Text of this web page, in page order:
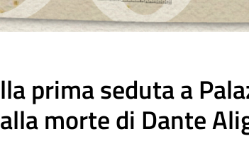
prima seduta a
morte di Dante